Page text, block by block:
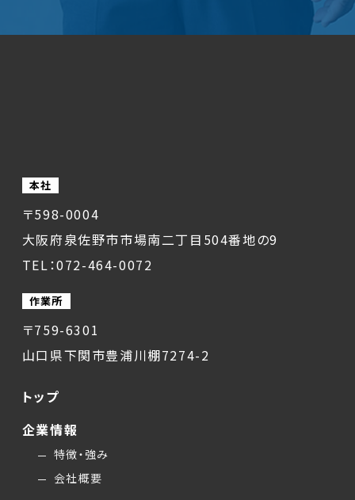
本社
〒598-0004
大阪府泉佐野市市場南二丁目504番地の9
TEL：072-464-0072
作業所
〒759-6301
山口県下関市豊浦川棚7274-2
トップ
企業情報
特徴・強み
会社概要